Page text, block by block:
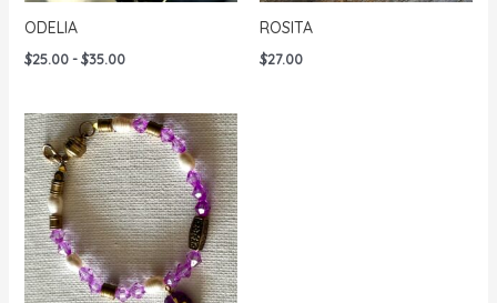
ODELIA
$25.00 - $35.00Rango
desde
$25.00
hasta
$35.00
ROSITA
$27.00